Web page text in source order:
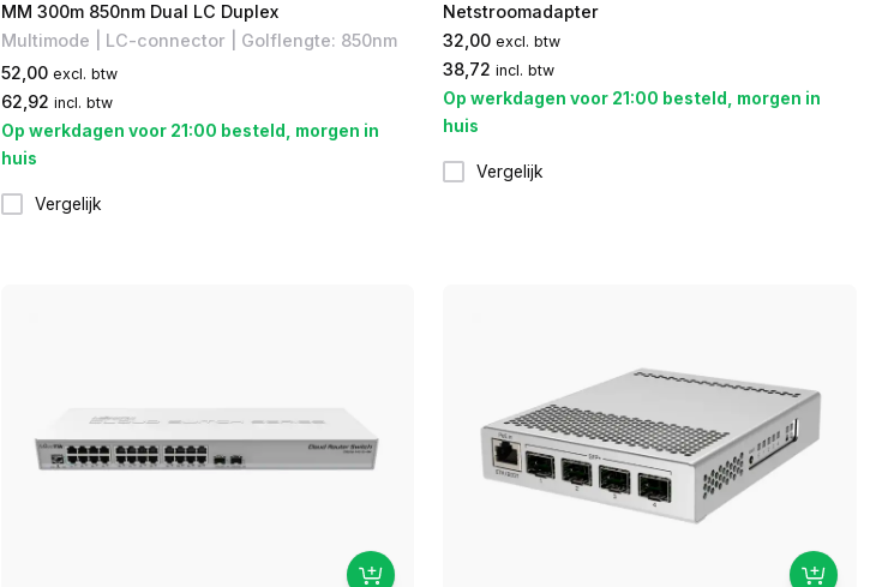
MM 300m 850nm Dual LC Duplex
Multimode | LC-connector | ​​Golflengte: 850nm
52,00 excl. btw
62,92 incl. btw
Op werkdagen voor 21:00 besteld, morgen in
huis
Vergelijk
Netstroomadapter
32,00 excl. btw
38,72 incl. btw
Op werkdagen voor 21:00 besteld, morgen in
huis
Vergelijk